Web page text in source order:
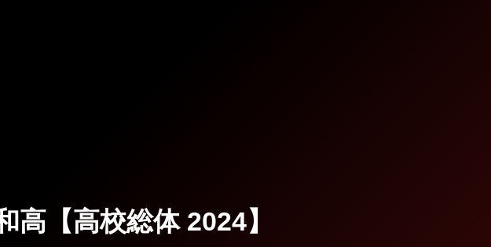
高【高校総体 2024】